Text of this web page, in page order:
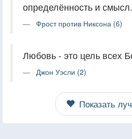
определённость и смысл.
Фрост против Никсона (6)
Любовь - это цель всех
Джон Уэсли (2)
Показать